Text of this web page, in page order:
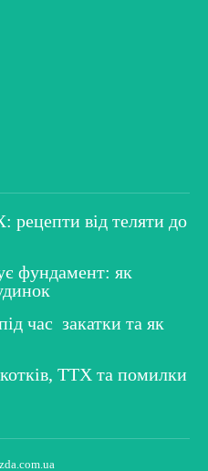
від теляти до
фундамент: як
час закатки та як
ТТХ та помилки